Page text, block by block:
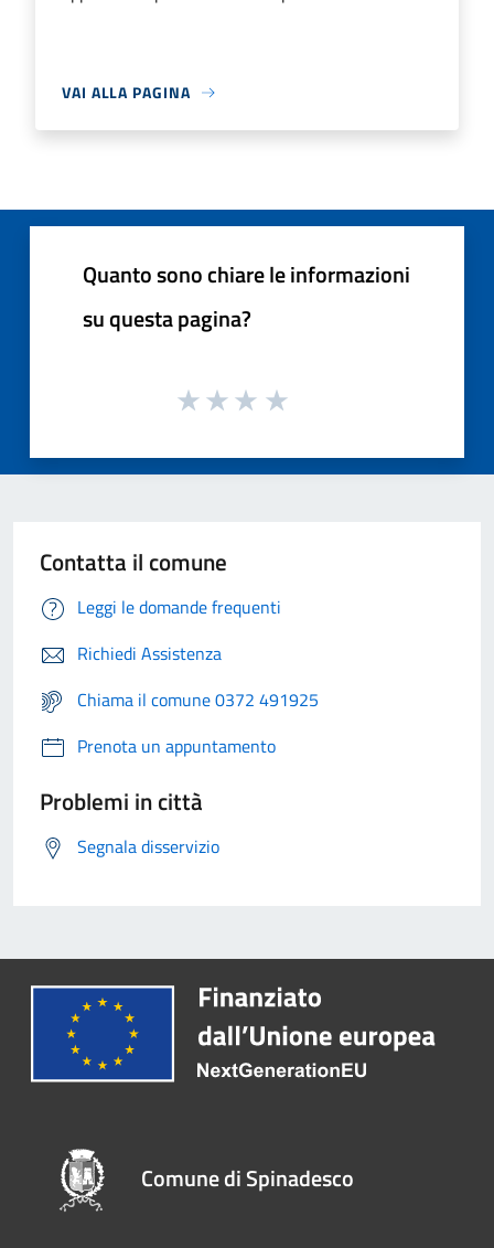
VAI ALLA PAGINA
Quanto sono chiare le informazioni
su questa pagina?
Contatta il comune
Leggi le domande frequenti
Richiedi Assistenza
Chiama il comune 0372 491925
Prenota un appuntamento
Problemi in città
Segnala disservizio
Comune di Spinadesco